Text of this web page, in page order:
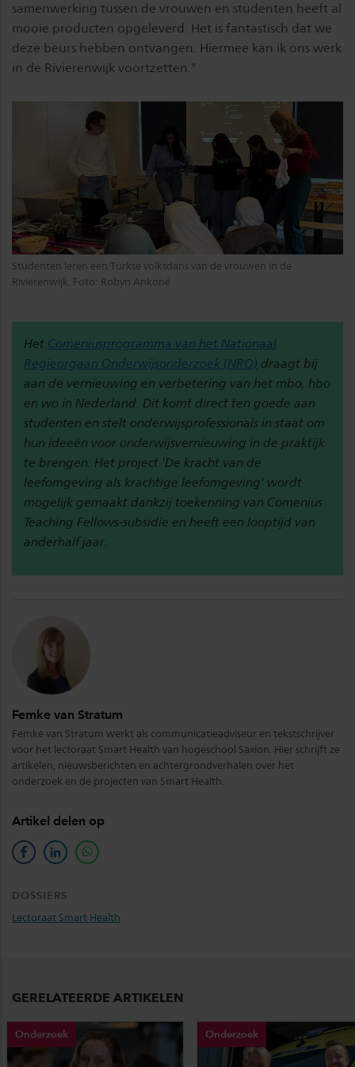
samenwerking tussen de vrouwen en studenten heeft al
mooie producten opgeleverd. Het is fantastisch dat we
deze beurs hebben ontvangen. Hiermee kan ik ons werk
in de Rivierenwijk voortzetten."
Studenten leren een Turkse volksdans van de vrouwen in de
Rivierenwijk. Foto: Robyn Ankoné
Het Comeniusprogramma van het Nationaal
Regieorgaan Onderwijsonderzoek (NRO) draagt bij
aan de vernieuwing en verbetering van het mbo, hbo
en wo in Nederland. Dit komt direct ten goede aan
studenten en stelt onderwijsprofessionals in staat om
hun ideeën voor onderwijsvernieuwing in de praktijk
te brengen. Het project 'De kracht van de
leefomgeving als krachtige leefomgeving' wordt
mogelijk gemaakt dankzij toekenning van Comenius
Teaching Fellows-subsidie en heeft een looptijd van
anderhalf jaar.
Femke van Stratum
Femke van Stratum werkt als communicatieadviseur en tekstschrijver
voor het lectoraat Smart Health van hogeschool Saxion. Hier schrijft ze
artikelen, nieuwsberichten en achtergrondverhalen over het
onderzoek en de projecten van Smart Health.
Artikel delen op
facebooklinkedinwhatsapp
DOSSIERS
Lectoraat Smart Health
GERELATEERDE ARTIKELEN
Onderzoek Onderzoek